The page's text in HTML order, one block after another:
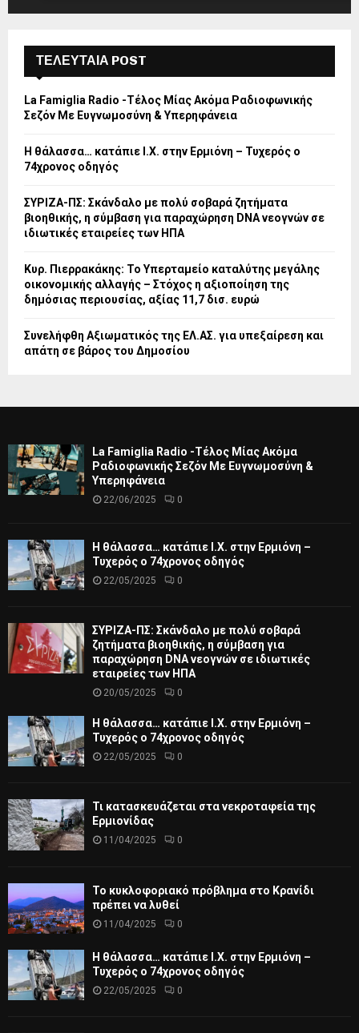
ΤΕΛΕΥΤΑΙΑ POST
La Famiglia Radio -Τέλος Μίας Ακόμα Ραδιοφωνικής
Σεζόν Με Ευγνωμοσύνη & Υπερηφάνεια
Η θάλασσα… κατάπιε Ι.Χ. στην Ερμιόνη – Τυχερός ο
74χρονος οδηγός
ΣΥΡΙΖΑ-ΠΣ: Σκάνδαλο με πολύ σοβαρά ζητήματα
βιοηθικής, η σύμβαση για παραχώρηση DNA νεογνών σε
ιδιωτικές εταιρείες των ΗΠΑ
Κυρ. Πιερρακάκης: Το Υπερταμείο καταλύτης μεγάλης
οικονομικής αλλαγής – Στόχος η αξιοποίηση της
δημόσιας περιουσίας, αξίας 11,7 δισ. ευρώ
Συνελήφθη Αξιωματικός της ΕΛ.ΑΣ. για υπεξαίρεση και
απάτη σε βάρος του Δημοσίου
La Famiglia Radio -Τέλος Μίας Ακόμα
Ραδιοφωνικής Σεζόν Με Ευγνωμοσύνη &
Υπερηφάνεια
22/06/2025 0
Η θάλασσα… κατάπιε Ι.Χ. στην Ερμιόνη –
Τυχερός ο 74χρονος οδηγός
22/05/2025 0
ΣΥΡΙΖΑ-ΠΣ: Σκάνδαλο με πολύ σοβαρά
ζητήματα βιοηθικής, η σύμβαση για
παραχώρηση DNA νεογνών σε ιδιωτικές
εταιρείες των ΗΠΑ
20/05/2025 0
Η θάλασσα… κατάπιε Ι.Χ. στην Ερμιόνη –
Τυχερός ο 74χρονος οδηγός
22/05/2025 0
Τι κατασκευάζεται στα νεκροταφεία της
Ερμιονίδας
11/04/2025 0
Το κυκλοφοριακό πρόβλημα στο Κρανίδι
πρέπει να λυθεί
11/04/2025 0
Η θάλασσα… κατάπιε Ι.Χ. στην Ερμιόνη –
Τυχερός ο 74χρονος οδηγός
22/05/2025 0